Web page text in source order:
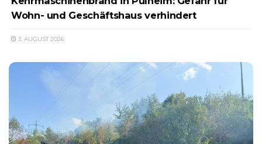
Wohn- und Geschäftshaus verhindert
3. AUGUST 2026